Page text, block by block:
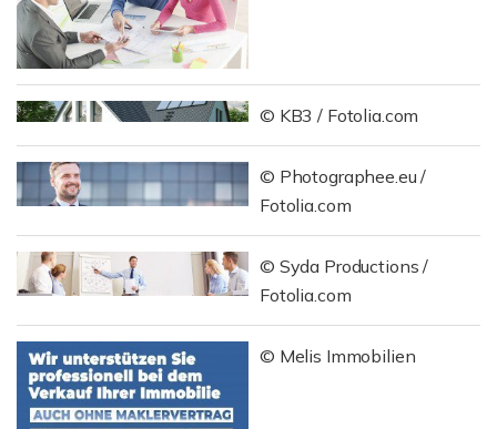
© KB3 / Fotolia.com
© Photographee.eu /
Fotolia.com
© Syda Productions /
Fotolia.com
© Melis Immobilien